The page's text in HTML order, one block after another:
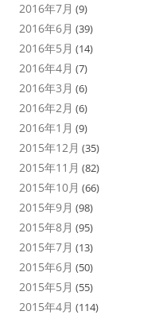
2016年7月 (9)
2016年6月 (39)
2016年5月 (14)
2016年4月 (7)
2016年3月 (6)
2016年2月 (6)
2016年1月 (9)
2015年12月 (35)
2015年11月 (82)
2015年10月 (66)
2015年9月 (98)
2015年8月 (95)
2015年7月 (13)
2015年6月 (50)
2015年5月 (55)
2015年4月 (114)